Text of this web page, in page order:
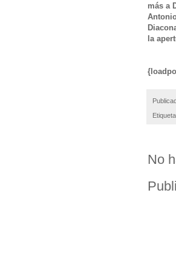
más a
la
No